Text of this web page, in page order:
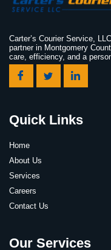
Carter’s Courier Service,
partner in Montgomery
care, efficiency, and a
Quick Links
Home
About Us
Services
Careers
Contact Us
Our Services